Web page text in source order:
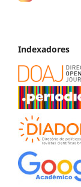
Indexadores